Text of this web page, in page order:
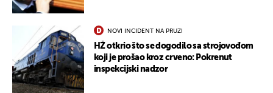
NOVI INCIDENT NA PRUZI
HŽ otkrio što se dogodilo sa strojovođom
koji je prošao kroz crveno: Pokrenut
inspekcijski nadzor